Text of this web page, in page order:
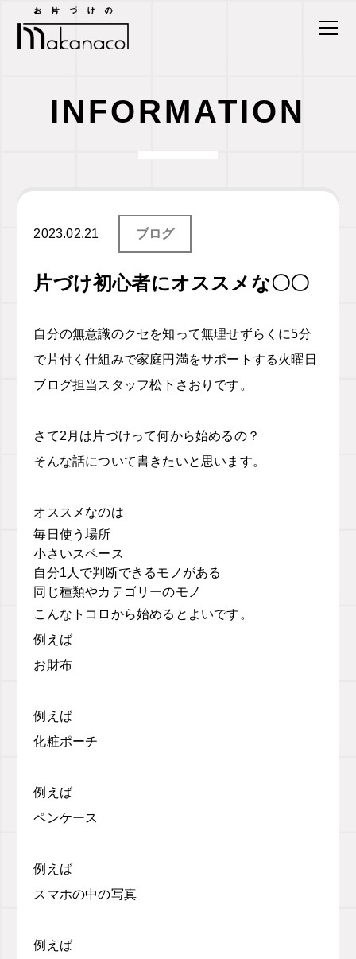
INFORMATION
2023.02.21 ブログ
片づけ初心者にオススメな〇〇
自分の無意識のクセを知って無理せずらくに5分
で片付く仕組みで家庭円満をサポートする火曜日
ブログ担当スタッフ松下さおりです。
さて2 月は片づけって何から始めるの？
そんな話について書きたいと思います。
オススメなのは
毎日使う場所
小さいスペース
自分1 人で判断できるモノがある
同じ種類やカテゴリーのモノ
こんなトコロから始めるとよいです。
例えば
お財布
例えば
化粧ポーチ
例えば
ペンケース
例えば
スマホの中の写真
例えば